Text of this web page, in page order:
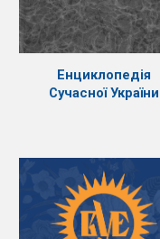
Енциклопедія
Сучасної України